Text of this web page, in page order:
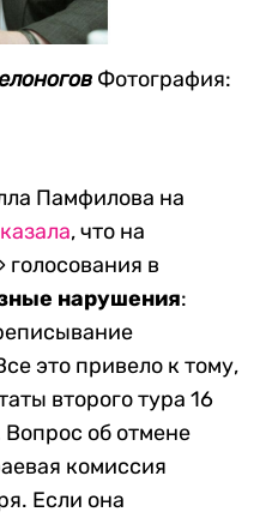
Фотография:
Памфилова на
, что на
в
нарушения:
это привело к тому,
второго тура 16
об отмене
комиссия
Если она